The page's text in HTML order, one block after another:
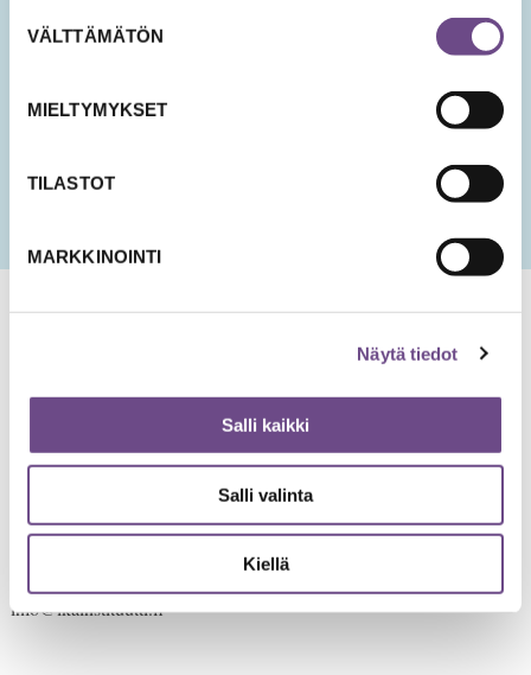
valinta
VÄLTTÄMÄTÖN
MIELTYMYKSET
TILASTOT
MARKKINOINTI
Näytä tiedot
Salli kaikki
Salli valinta
Kiellä
uutisten lähettämistä varten.
KK
slash
slash
00520 Helsinki
30.6.2026, sen jälkeen numero on 040 350 3104
info@ikainstituutti.fi